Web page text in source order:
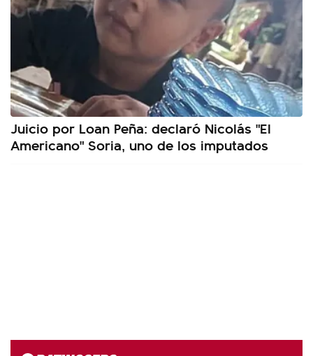
Juicio por Loan Peña: declaró Nicolás "El
Americano" Soria, uno de los imputados